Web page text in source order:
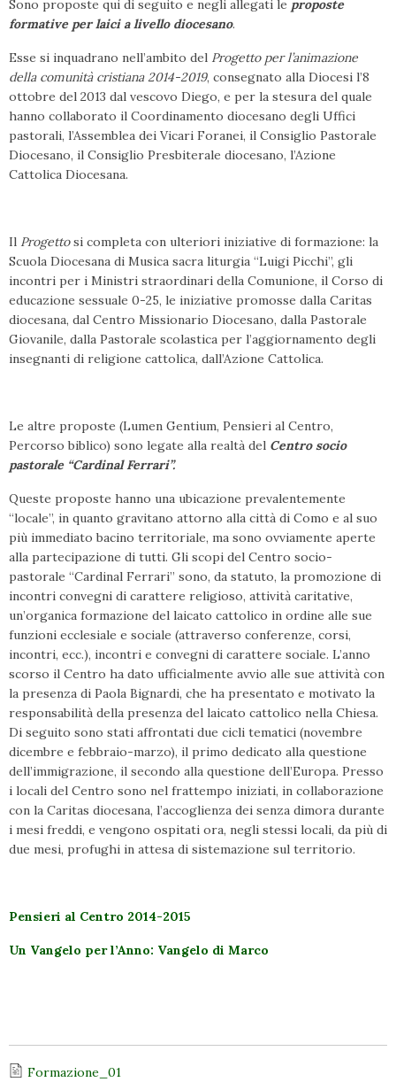
Sono proposte qui di seguito e negli allegati le proposte
formative per laici a livello diocesano.
Esse si inquadrano nell’ambito del Progetto per l’animazione
della comunità cristiana 2014-2019, consegnato alla Diocesi l’8
ottobre del 2013 dal vescovo Diego, e per la stesura del quale
hanno collaborato il Coordinamento diocesano degli Uffici
pastorali, l’Assemblea dei Vicari Foranei, il Consiglio Pastorale
Diocesano, il Consiglio Presbiterale diocesano, l’Azione
Cattolica Diocesana.
Il Progettosi completa con ulteriori iniziative di formazione: la
Scuola Diocesana di Musica sacra liturgia “Luigi Picchi”, gli
incontri per i Ministri straordinari della Comunione, il Corso di
educazione sessuale 0-25, le iniziative promosse dalla Caritas
diocesana, dal Centro Missionario Diocesano, dalla Pastorale
Giovanile, dalla Pastorale scolastica per l’aggiornamento degli
insegnanti di religione cattolica, dall’Azione Cattolica.
Le altre proposte (Lumen Gentium, Pensieri al Centro,
Percorso biblico) sono legate alla realtà del Centro socio
pastorale “Cardinal Ferrari”.
Queste proposte hanno una ubicazione prevalentemente
“locale”, in quanto gravitano attorno alla città di Como e al suo
più immediato bacino territoriale, ma sono ovviamente aperte
alla partecipazione di tutti. Gli scopi del Centro socio-
pastorale “Cardinal Ferrari” sono, da statuto, la promozione di
incontri convegni di carattere religioso, attività caritative,
un’organica formazione del laicato cattolico in ordine alle sue
funzioni ecclesiale e sociale (attraverso conferenze, corsi,
incontri, ecc.), incontri e convegni di carattere sociale. L’anno
scorso il Centro ha dato ufficialmente avvio alle sue attività con
la presenza di Paola Bignardi, che ha presentato e motivato la
responsabilità della presenza del laicato cattolico nella Chiesa.
Di seguito sono stati affrontati due cicli tematici (novembre
dicembre e febbraio-marzo), il primo dedicato alla questione
dell’immigrazione, il secondo alla questione dell’Europa. Presso
i locali del Centro sono nel frattempo iniziati, in collaborazione
con la Caritas diocesana, l’accoglienza dei senza dimora durante
i mesi freddi, e vengono ospitati ora, negli stessi locali, da più di
due mesi, profughi in attesa di sistemazione sul territorio.
Pensieri al Centro 2014-2015
Un Vangelo per l’Anno: Vangelo di Marco
Formazione_01